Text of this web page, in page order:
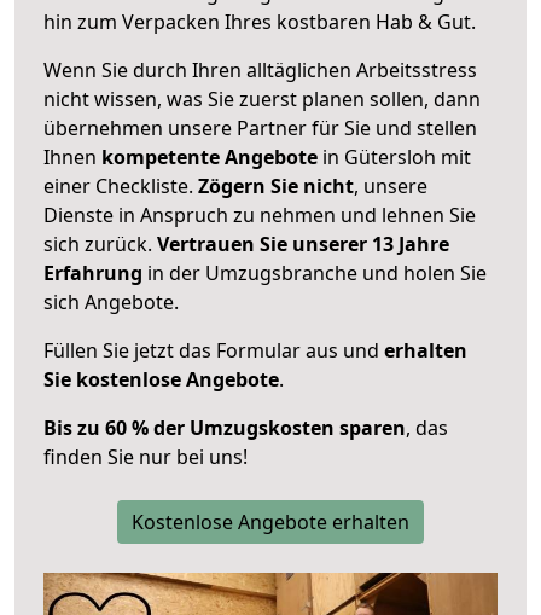
hin zum Verpacken Ihres kostbaren Hab & Gut.
Wenn Sie durch Ihren alltäglichen Arbeitsstress
nicht wissen, was Sie zuerst planen sollen, dann
übernehmen unsere Partner für Sie und stellen
Ihnen kompetente Angebote in Gütersloh mit
einer Checkliste. Zögern Sie nicht, unsere
Dienste in Anspruch zu nehmen und lehnen Sie
sich zurück. Vertrauen Sie unserer 13 Jahre
Erfahrung in der Umzugsbranche und holen Sie
sich Angebote.
Füllen Sie jetzt das Formular aus und erhalten
Sie kostenlose Angebote.
Bis zu 60 % der Umzugskosten sparen, das
finden Sie nur bei uns!
Kostenlose Angebote erhalten